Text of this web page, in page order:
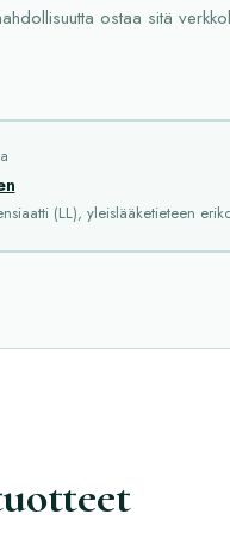
ostaa sitä
(LL), yleislääketieteen